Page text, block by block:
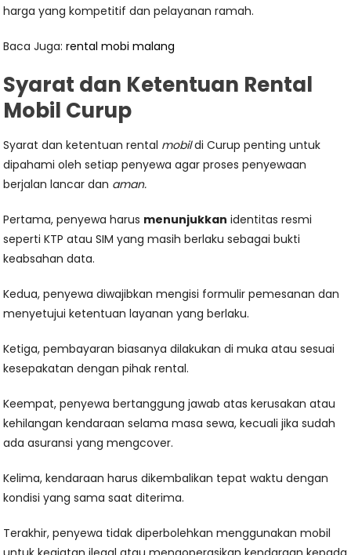
harga yang kompetitif dan pelayanan ramah.
Baca Juga:rental mobi malang
Syarat dan Ketentuan Rental
Mobil Curup
Syarat dan ketentuan rental mobildi Curup penting untuk
dipahami oleh setiap penyewa agar proses penyewaan
berjalan lancar dan aman.
Pertama, penyewa harus menunjukkan identitas resmi
seperti KTP atau SIM yang masih berlaku sebagai bukti
keabsahan data.
Kedua, penyewa diwajibkan mengisi formulir pemesanan dan
menyetujui ketentuan layanan yang berlaku.
Ketiga, pembayaran biasanya dilakukan di muka atau sesuai
kesepakatan dengan pihak rental.
Keempat, penyewa bertanggung jawab atas kerusakan atau
kehilangan kendaraan selama masa sewa, kecuali jika sudah
ada asuransi yang mengcover.
Kelima, kendaraan harus dikembalikan tepat waktu dengan
kondisi yang sama saat diterima.
Terakhir, penyewa tidak diperbolehkan menggunakan mobil